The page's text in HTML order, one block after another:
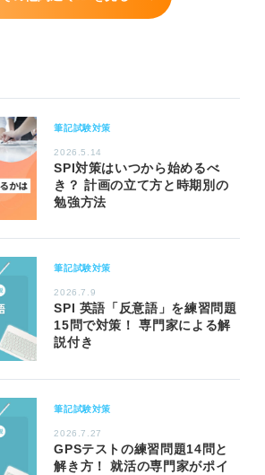
筆記試験対策
2026.5.14
SPI対策はいつから始めるべ
き？ 計画の立て方と時期別の
勉強方法
筆記試験対策
2026.7.9
SPI 英語「反意語」を練習問題
15問で対策！ 専門家による解
説付き
筆記試験対策
2026.7.27
GPSテストの練習問題14問と
解き方！ 就活の専門家がポイ